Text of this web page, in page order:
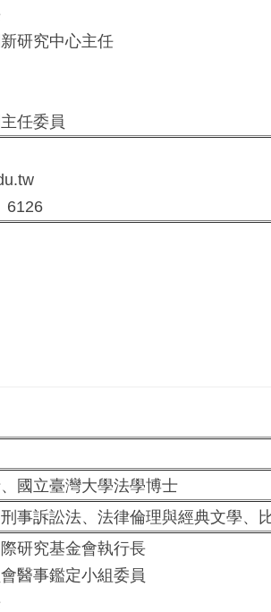
研究中心主任
任委員
6126
國立臺灣大學法學博士
事訴訟法、法律倫理與經典文學、
研究基金會執行長
醫事鑑定小組委員